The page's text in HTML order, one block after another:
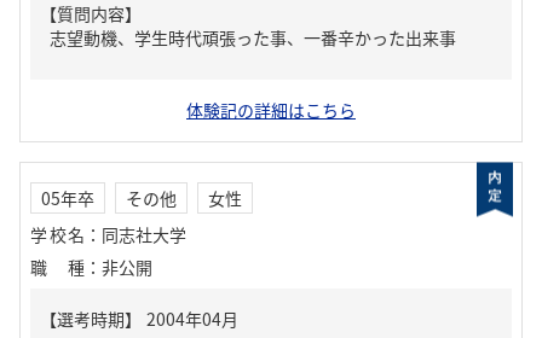
【質問内容】
志望動機、学生時代頑張った事、一番辛かった出来事
体験記の詳細はこちら
05年卒 その他
女性
学校名 ： 同志社大学
職種 ： 非公開